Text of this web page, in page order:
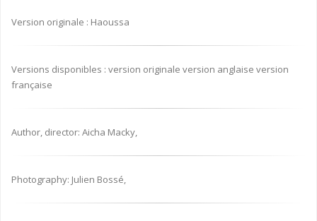
Version originale : Haoussa
Versions disponibles : version originale version anglaise version
française
Author, director: Aicha Macky,
Photography: Julien Bossé,